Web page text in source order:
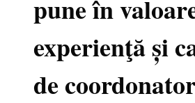
pune în
experienţă și
de